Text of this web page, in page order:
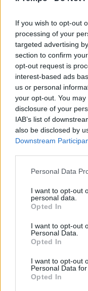
If you wish to opt-out
processing of your
targeted advertising
section to confirm
opt-out request is
interest-based ads
us or personal
your opt-out. You
disclosure of your
IAB’s list of
also be disclosed by
Downstream
Personal Data
I want to opt-out
personal data.
Opted In
I want to opt-out
Personal Data.
Opted In
I want to opt-out
Personal Data
Opted In